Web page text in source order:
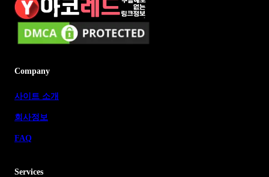
Company
사이트 소개
회사정보
FAQ
Services